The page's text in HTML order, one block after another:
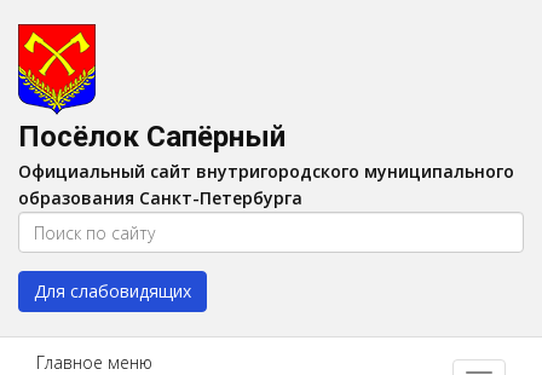
Изображения:
Цвет:A A
Посёлок Сапёрный
Официальный сайт внутригородского муниципального
образования Санкт-Петербурга
Для слабовидящих
Главное меню